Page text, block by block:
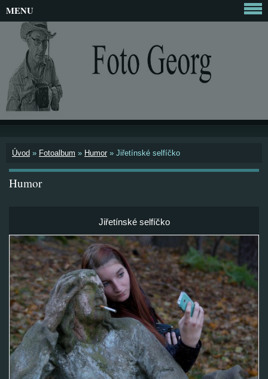
Úvod » Fotoalbum » Humor » Jiřetínské selfíčko
Humor
Jiřetínské selfíčko
MENU